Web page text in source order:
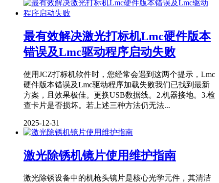
最有效解决激光打标机Lmc硬件版本
错误及Lmc驱动程序启动失败
使用JCZ打标机软件时，您经常会遇到这两个提示，Lmc
硬件版本错误及Lmc驱动程序加载失败我们已找到最新
方案，且效果极佳。更换USB数据线。2.机器接地。3.检
查卡片是否损坏。若上述三种方法仍无法...
2025-12-31
激光除锈机镜片使用维护指南
激光除锈设备中的机枪头镜片是核心光学元件，其清洁